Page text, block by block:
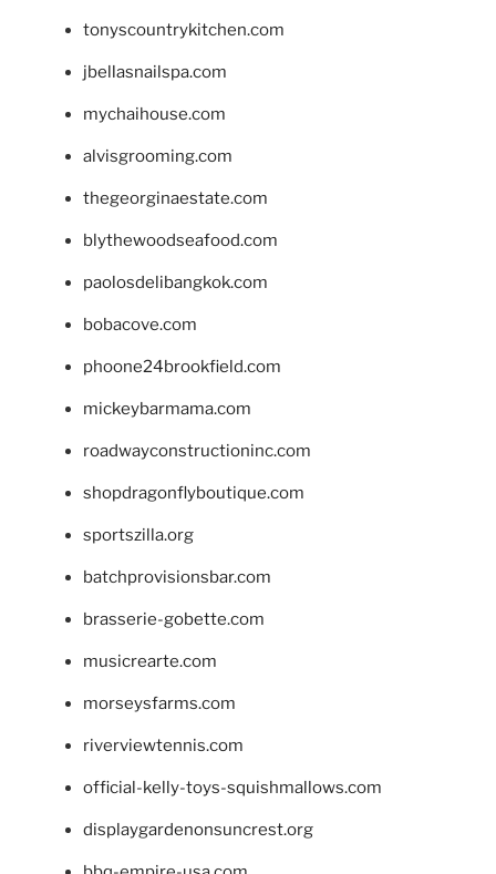
tonyscountrykitchen.com
jbellasnailspa.com
mychaihouse.com
alvisgrooming.com
thegeorginaestate.com
blythewoodseafood.com
paolosdelibangkok.com
bobacove.com
phoone24brookfield.com
mickeybarmama.com
roadwayconstructioninc.com
shopdragonflyboutique.com
sportszilla.org
batchprovisionsbar.com
brasserie-gobette.com
musicrearte.com
morseysfarms.com
riverviewtennis.com
official-kelly-toys-squishmallows.com
displaygardenonsuncrest.org